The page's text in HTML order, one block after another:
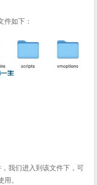
件如下：
我们进入到该文件下，可
。